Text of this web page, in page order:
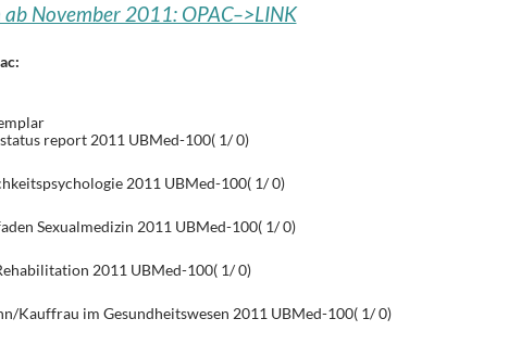
November 2011: OPAC–>LINK
report 2011 UBMed-100( 1/ 0)
2011 UBMed-100( 1/ 0)
Sexualmedizin 2011 UBMed-100( 1/ 0)
2011 UBMed-100( 1/ 0)
Kauffrau im Gesundheitswesen 2011 UBMed-100( 1/ 0)